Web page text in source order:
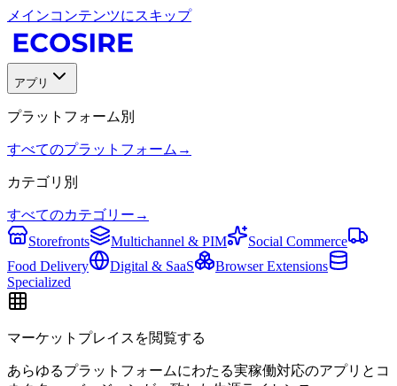
メインコンテンツにスキップ
アプリ
プラットフォーム別
すべてのプラットフォーム →
カテゴリ別
すべてのカテゴリー →
Storefronts
Multichannel & PIM
Social Commerce
Food Delivery
Digital & SaaS
Browser Extensions
Specialized
マーケットプレイスを閲覧する
あらゆるプラットフォームにわたる実稼働対応のアプリとコ